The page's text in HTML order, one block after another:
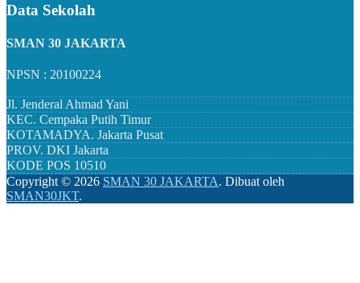
Data Sekolah
SMAN 30 JAKARTA
NPSN : 20100224
Jl. Jenderal Ahmad Yani
KEC. Cempaka Putih Timur
KOTAMADYA. Jakarta Pusat
PROV. DKI Jakarta
KODE POS 10510
Copyright © 2026 SMAN 30 JAKARTA. Dibuat oleh
SMAN30JKT.